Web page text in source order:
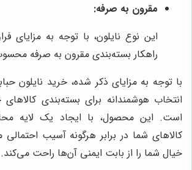
مقرون به صرفه:
این نوع نایلون، با توجه به مزایای
راهکار بسته‌بندی مقرون به صرفه
با توجه به مزایای ذکر شده، خرید نایلون
انتخاب هوشمندانه برای بسته‌بندی
است. این محصول، با ایجاد یک لایه
کالاهای شما در برابر هرگونه آسیب
خیال شما را از بابت ایمنی آن‌ها راحت می‌کند.